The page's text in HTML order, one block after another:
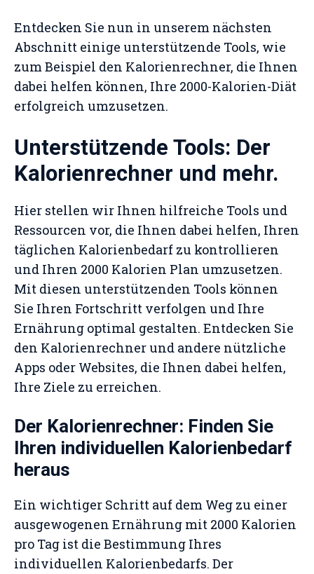
Entdecken Sie nun in unserem nächsten
Abschnitt einige unterstützende Tools, wie
zum Beispiel den Kalorienrechner, die Ihnen
dabei helfen können, Ihre 2000-Kalorien-Diät
erfolgreich umzusetzen.
Unterstützende Tools: Der
Kalorienrechner und mehr.
Hier stellen wir Ihnen hilfreiche Tools und
Ressourcen vor, die Ihnen dabei helfen, Ihren
täglichen Kalorienbedarf zu kontrollieren
und Ihren 2000 Kalorien Plan umzusetzen.
Mit diesen unterstützenden Tools können
Sie Ihren Fortschritt verfolgen und Ihre
Ernährung optimal gestalten. Entdecken Sie
den Kalorienrechner und andere nützliche
Apps oder Websites, die Ihnen dabei helfen,
Ihre Ziele zu erreichen.
Der Kalorienrechner: Finden Sie
Ihren individuellen Kalorienbedarf
heraus
Ein wichtiger Schritt auf dem Weg zu einer
ausgewogenen Ernährung mit 2000 Kalorien
pro Tag ist die Bestimmung Ihres
individuellen Kalorienbedarfs. Der